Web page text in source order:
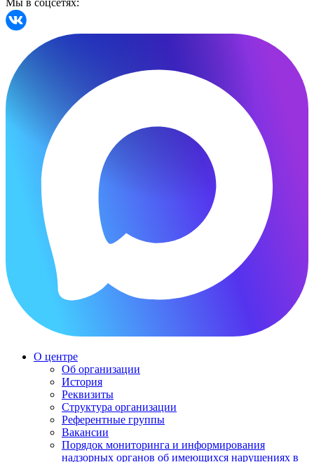
О центре
Об организации
История
Реквизиты
Структура организации
Референтные группы
Вакансии
Порядок мониторинга и информирования
надзорных органов об имеющихся нарушениях в